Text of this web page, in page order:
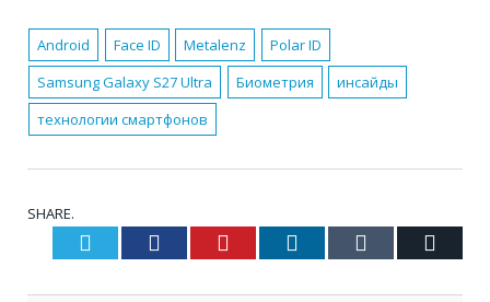
Android Face ID Metalenz
Polar ID
Samsung Galaxy S27 Ultra
Биометрия
инсайды
технологии смартфонов
SHARE.
Twitter Facebook Pinterest LinkedIn Tumblr